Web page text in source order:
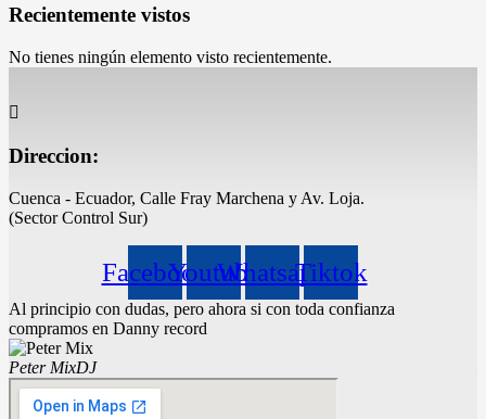
es:
era:
Recientemente vistos
No tienes ningún elemento visto recientemente.
Direccion:
Cuenca - Ecuador, Calle Fray Marchena y Av. Loja.
(Sector Control Sur)
FacebookYoutubeWhatsappTiktok
Al principio con dudas, pero ahora si con toda confianza
compramos en Danny record
Peter MixDJ